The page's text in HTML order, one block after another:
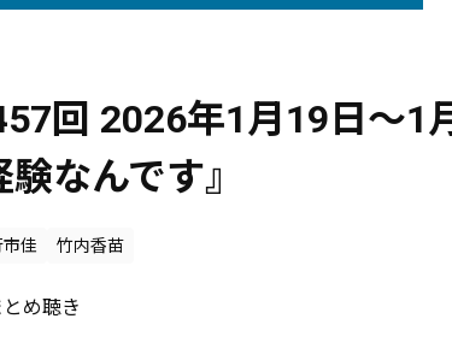
回 2026年1月19日～1
なんです』
佳 竹内香苗
め聴き